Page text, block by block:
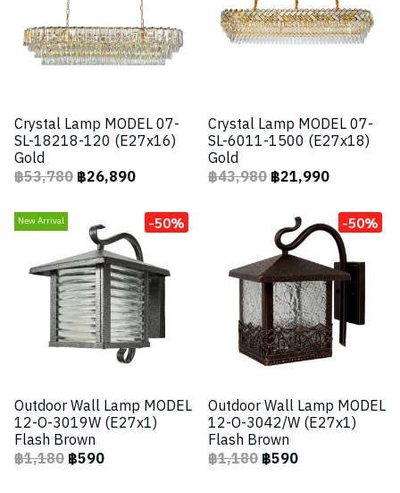
Crystal Lamp MODEL 07-
SL-18218-120 (E27x16)
Gold
฿53,780฿26,890
Crystal Lamp MODEL 07-
SL-6011-1500 (E27x18)
Gold
฿43,980฿21,990
New Arrival -50%
Outdoor Wall Lamp MODEL
12-O-3019W (E27x1)
Flash Brown
฿1,180฿590
-50%
Outdoor Wall Lamp MODEL
12-O-3042/W (E27x1)
Flash Brown
฿1,180฿590